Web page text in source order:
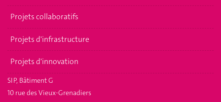
Projets collaboratifs
Projets d'infrastructure
Projets d'innovation
SIP, Bâtiment G
10 rue des Vieux-Grenadiers